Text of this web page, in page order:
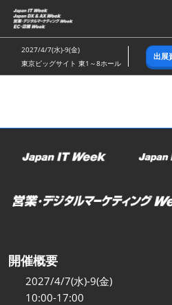
ス
キ
ッ
し
む
2027/4/7(水)-9(金)
東京ビッグサイト 東1～8ホール
出展
開催概要
2027/4/7(水)-9(金)
10:00-17:00